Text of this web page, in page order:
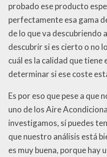
probado ese producto
perfectamente esa gama
de lo que va descubriendo
descubrir si es cierto o no
cuál es la calidad que
determinar si ese coste
Es por eso que pese a que
uno de los Aire
investigamos, sí puedes
que nuestro análisis está
es muy buena, porque hay